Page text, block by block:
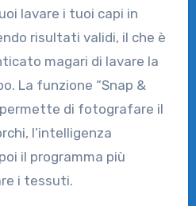
lavare i tuoi capi in
risultati validi, il che è
magari di lavare la
La funzione “Snap &
permette di fotografare il
l’intelligenza
il programma più
i tessuti.